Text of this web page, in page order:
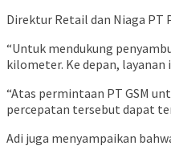
Direktur Retail dan Niaga PT
“Untuk mendukung
kilometer. Ke depan, layanan
“Atas permintaan PT GSM
percepatan tersebut dapat
Adi juga menyampaikan